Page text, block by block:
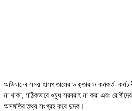
অভিযানের সময় হাসপাতালের ডাক্তার ও কর্মকর্তা-
না থাকা, সঠিকভাবে ওষুধ সরবরাহ না করা এবং
অসঙ্গতির তথ্য সংগ্রহ করে দুদক।